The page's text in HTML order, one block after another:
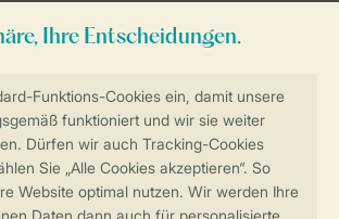
zur Online-Buchung